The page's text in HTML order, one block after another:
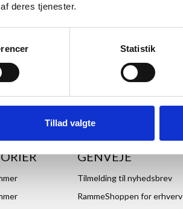
deres tjenester.
Statistik
Tillad valgte
GENVEJE
Tilmelding til nyhedsbrev
RammeShoppen for erhverv